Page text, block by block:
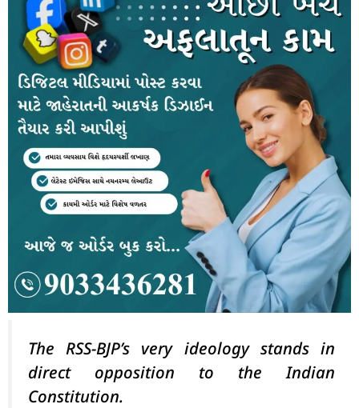
The RSS-BJP’s very ideology stands in
direct opposition to the Indian
Constitution.